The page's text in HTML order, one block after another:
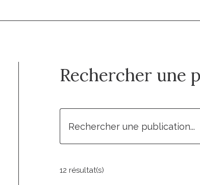
Rechercher une
12 résultat(s)